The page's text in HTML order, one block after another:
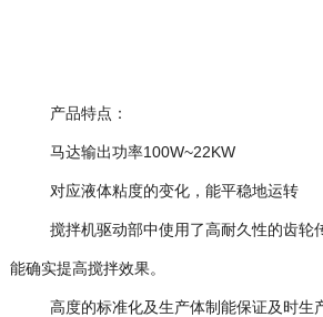
产品特点：
马达输出功率100W~22KW
对应液体粘度的变化，能平稳地运转
搅拌机驱动部中使用了高耐久性的齿轮传
能确实提高搅拌效果。
高度的标准化及生产体制能保证及时生产